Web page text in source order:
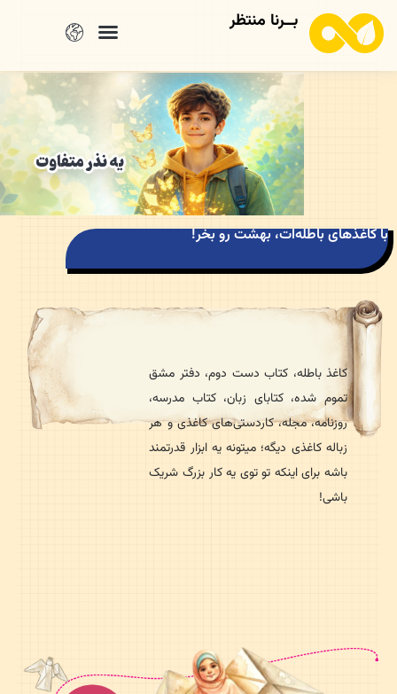
بــرنا منتظر
یه نذر متفاوت
کاغذهای باطله‌ات، بهشت رو بخر!
کاغذ باطله، کتاب دست دوم، دفتر مشق
تموم شده، کتابای زبان، کتاب مدرسه،
روزنامه، مجله، کاردستی‌های کاغذی و هر
زباله کاغذی دیگه؛ میتونه یه ابزار قدرتمند
باشه برای اینکه تو توی یه کار بزرگ شریک
باشی!